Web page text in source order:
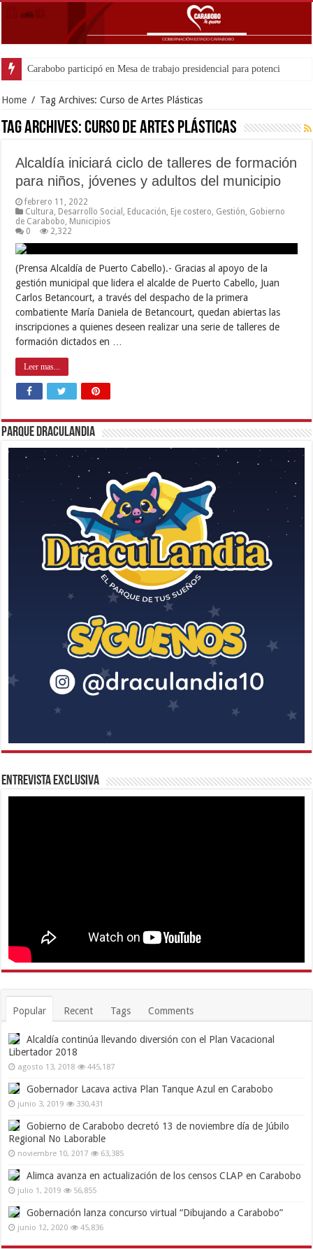
Home / Tag Archives: Curso de Artes Plásticas
Tag Archives:Curso de Artes Plásticas
Alcaldía iniciará ciclo de talleres de formación
para niños, jóvenes y adultos del municipio
febrero 11, 2022
Cultura Desarrollo Social Educación Eje costero Gestión Gobierno
de Carabobo Municipios
0
2,322
(Prensa Alcaldía de Puerto Cabello).- Gracias al apoyo de la
gestión municipal que lidera el alcalde de Puerto Cabello, Juan
Carlos Betancourt, a través del despacho de la primera
combatiente María Daniela de Betancourt, quedan abiertas las
inscripciones a quienes deseen realizar una serie de talleres de
formación dictados en …
Leer mas...
Parque Draculandia
Entrevista Exclusiva
Popular Recent Tags Comments
Alcaldía continúa llevando diversión con el Plan Vacacional
Libertador 2018
agosto 13, 2018 445,187
Gobernador Lacava activa Plan Tanque Azul en Carabobo
junio 3, 2019 330,431
Gobierno de Carabobo decretó 13 de noviembre día de Júbilo
Regional No Laborable
noviembre 10, 2017 63,385
Alimca avanza en actualización de los censos CLAP en Carabobo
julio 1, 2019 56,855
Gobernación lanza concurso virtual “Dibujando a Carabobo”
junio 12, 2020 45,836